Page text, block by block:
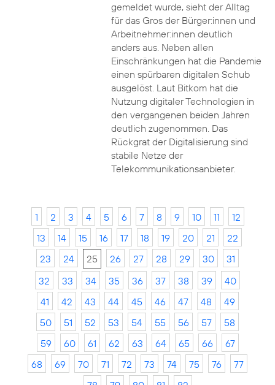
gemeldet wurde, sieht der Alltag
für das Gros der Bürger:innen und
Arbeitnehmer:innen deutlich
anders aus. Neben allen
Einschränkungen hat die Pandemie
einen spürbaren digitalen Schub
ausgelöst. Laut Bitkom hat die
Nutzung digitaler Technologien in
den vergangenen beiden Jahren
deutlich zugenommen. Das
Rückgrat der Digitalisierung sind
stabile Netze der
Telekommunikationsanbieter.
1 2 3 4 5 6 7 8 9 10 11
12
13
14 15 16 17 18 19 20 21
22
23
24 25 26 27 28 29 30
31
32
33 34 35 36 37 38 39
40
41
42 43 44 45 46 47 48
49
50
51 52 53 54 55 56 57
58
59
60 61 62 63 64 65 66
67
68
69 70 71 72 73 74 75 76
77